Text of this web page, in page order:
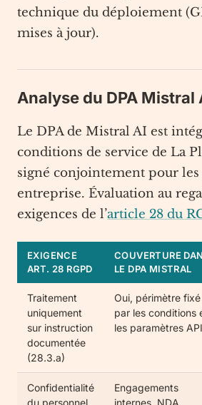
technique du déploiement
mises à jour).
Analyse du DPA Mistral
Le DPA de Mistral AI est
conditions de service de La
signé conjointement pour les
entreprise. Évaluation au
exigences de l’article 28 du
EXIGENCE
ART. 28 RGPD
COUVERTURE
LE DPA MISTRAL
Traitement
uniquement
sur instruction
documentée
(28.3.a)
Oui, périmètre fixé
par les conditions
les paramètres API
Confidentialité
du personnel
Engagements
internes, NDA